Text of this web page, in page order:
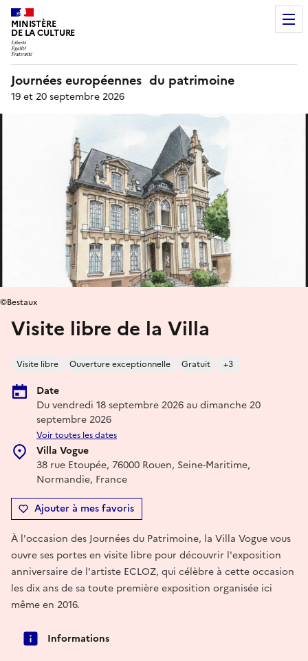
MINISTÈRE
DE LA CULTURE
Journées européennes du patrimoine
19 et 20 septembre 2026
Visite libre de la Villa
Visite libre Ouverture exceptionnelle Gratuit +3
Date
Du vendredi 18 septembre 2026 au dimanche 20
septembre 2026
Voir toutes les dates
Villa Vogue
38 rue Etoupée, 76000 Rouen, Seine-Maritime,
Normandie, France
Ajouter à mes favoris
©Bestaux
À l'occasion des Journées du Patrimoine, la Villa Vogue vous
ouvre ses portes en visite libre pour découvrir l'exposition
anniversaire de l'artiste ECLOZ, qui célèbre à cette occasion
les dix ans de sa toute première exposition organisée ici
même en 2016.
Informations